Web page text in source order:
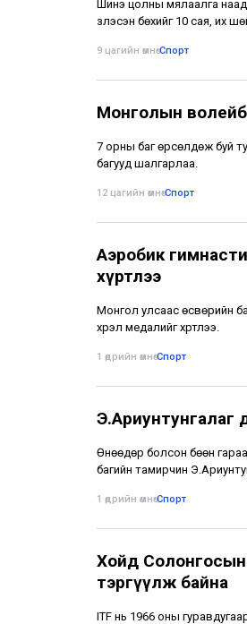
Шинэ цолны мялаалга
үзүүлэсэн бөхийг 10 сая, их
9 цагийн өмнө•Спорт
Монголын
7 орны баг өрсөлдөж буй
багууд шалгарлаа.
12 цагийн өмнө•Спорт
Аэробик
хүртлээ
Монгол улсаас өсвөрийн
хүрэл медалийг хүртлээ.
1 өдрийн өмнө•Спорт
Э.Ариунтунгалаг
Өнөөдөр болсон бөөн
багийн тамирчин
1 өдрийн өмнө•Спорт
Хойд Солонгосын
тэргүүлж байна
ITF нь 1966 оны